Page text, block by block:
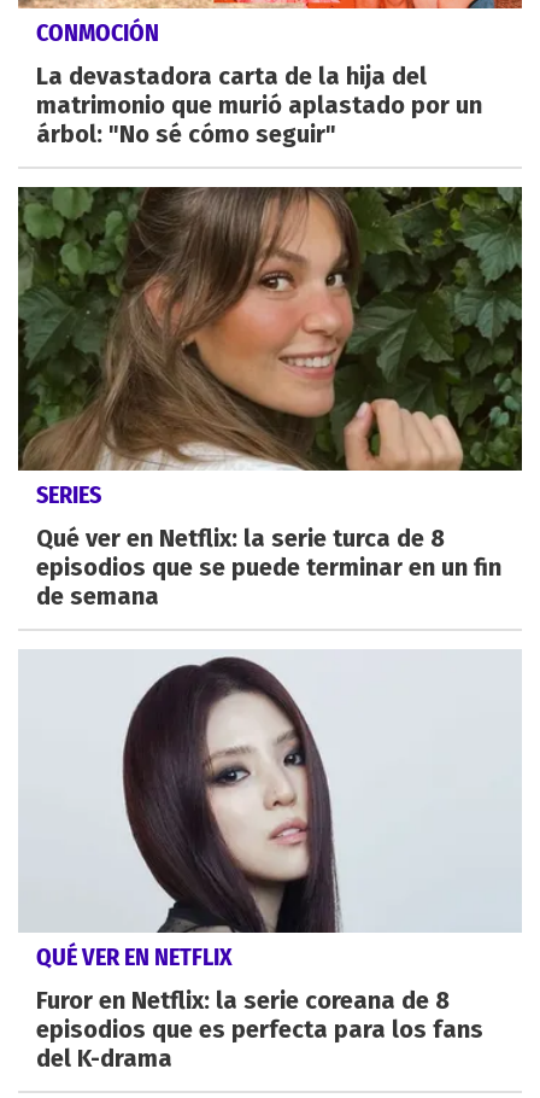
CONMOCIÓN
La devastadora carta de la hija del
matrimonio que murió aplastado por un
árbol: "No sé cómo seguir"
SERIES
Qué ver en Netflix: la serie turca de 8
episodios que se puede terminar en un fin
de semana
QUÉ VER EN NETFLIX
Furor en Netflix: la serie coreana de 8
episodios que es perfecta para los fans
del K-drama